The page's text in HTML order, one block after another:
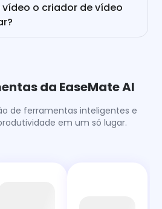
selecionar a qualidade de vídeo
o criador de vídeo
da EaseMate AI
de ferramentas inteligentes e
em um só lugar.